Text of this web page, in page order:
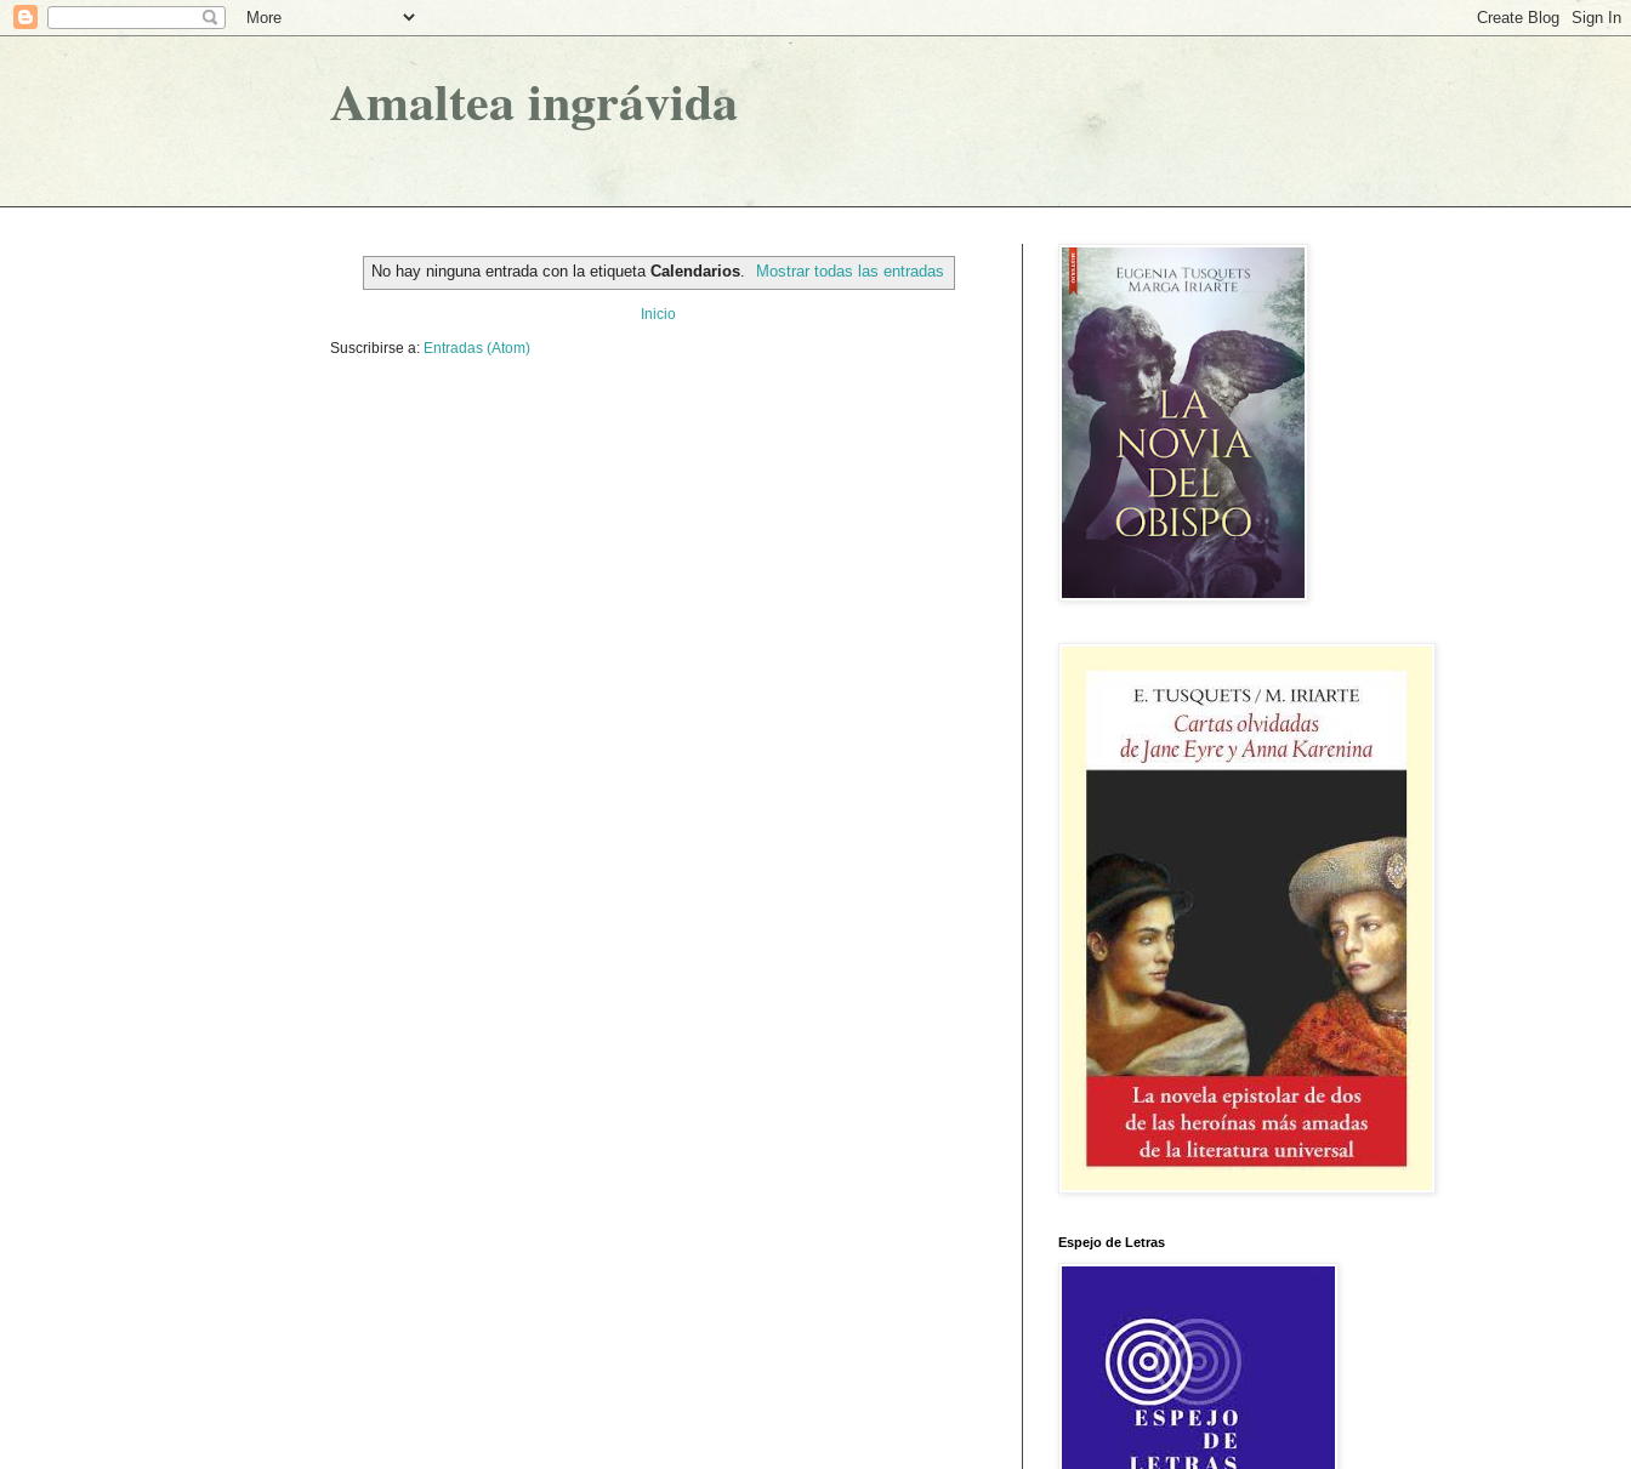
Amaltea ingrávida
No hay ninguna entrada con la etiqueta Calendarios. Mostrar todas las entradas
Inicio
Suscribirse a: Entradas (Atom)
Espejo de Letras